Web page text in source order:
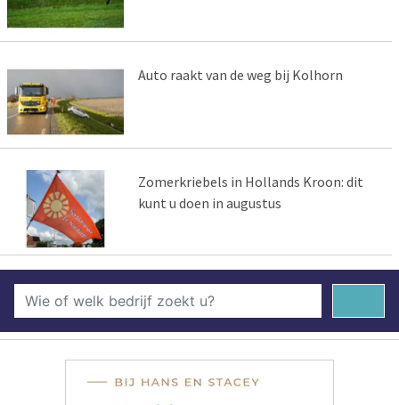
Auto raakt van de weg bij Kolhorn
Zomerkriebels in Hollands Kroon: dit
kunt u doen in augustus